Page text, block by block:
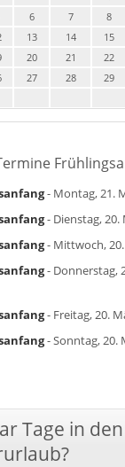
6 7 8
13 14 15
20 21 22
27 28 29
- Montag, 21.
- Dienstag, 20.
- Mittwoch,
- Donnerstag,
- Freitag, 20.
- Sonntag, 20.
Tage in den